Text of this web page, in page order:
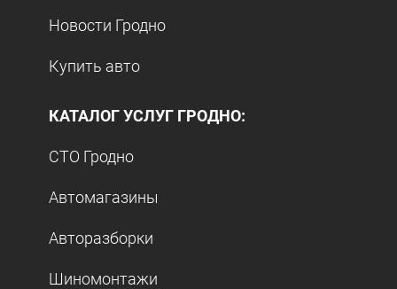
Новости Гродно
Купить авто
КАТАЛОГ УСЛУГ ГРОДНО:
СТО Гродно
Автомагазины
Авторазборки
Шиномонтажи